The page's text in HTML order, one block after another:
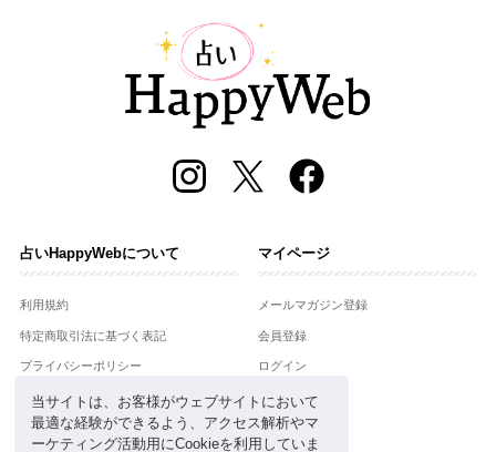
当サイトは、お客様がウェブサイトにおいて
最適な経験ができるよう、アクセス解析やマ
ーケティング活動用にCookieを利用していま
占いHappyWebについて
利用規約
特定商取引法に基づく表記
プライバシーポリシー
運営会社
お問合せ
マイページ
メールマガジン登録
会員登録
ログイン